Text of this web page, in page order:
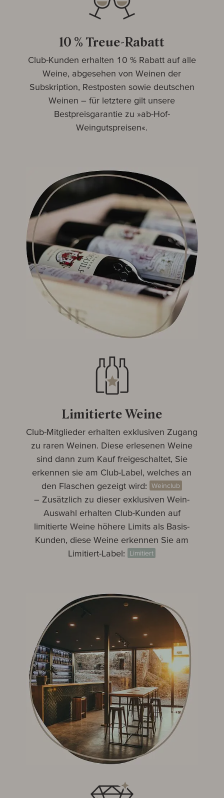
10 % Treue-Rabatt
Club-Kunden erhalten 10 % Rabatt auf alle
Weine, abgesehen von Weinen der
Subskription, Restposten sowie deutschen
Weinen – für letztere gilt unsere
Bestpreisgarantie zu »ab-Hof-
Weingutspreisen«.
Limitierte Weine
Club-Mitglieder erhalten exklusiven Zugang
zu raren Weinen. Diese erlesenen Weine
sind dann zum Kauf freigeschaltet, Sie
erkennen sie am Club-Label, welches an
den Flaschen gezeigt wird:
Weinclub
– Zusätzlich zu dieser exklusiven Wein-
Auswahl erhalten Club-Kunden auf
limitierte Weine höhere Limits als Basis-
Kunden, diese Weine erkennen Sie am
Limitiert-Label: Limitiert